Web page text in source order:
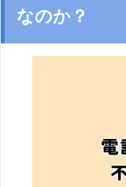
なのか？